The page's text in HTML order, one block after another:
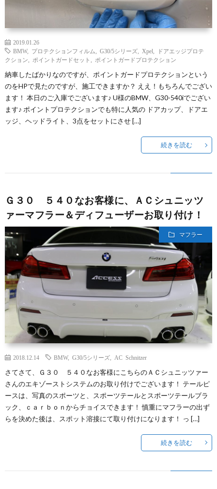
2019.01.26
BMW, プロテクションフィルム G30/5シリーズ Xpel
ドアエッジプロテ
クション
ポイントガードセット ポイントガードプロテクション
納車したばかりなのですが、ポイントガードプロテクションという
のをHPで見たのですが、施工できますか？ ええ！もちろんでござい
ます！ 本日のご入庫でございます♪ U様のBMW、G30-540iでござい
ます♪ ポイントプロテクションでも特に人気の ドアカップ、ドアエ
ッジ、ヘッドライト、3点をセットにさせ […]
続きを読む
Ｇ３０ ５４０なお客様に、ＡＣシュニッツ
ァーマフラー＆ディフューザーお取り付け！
マフラー
2018.12.14 BMW, G30/5シリーズ AC Schnitzer
さてさて、Ｇ３０ ５４０なお客様にこちらのＡＣシュニッツァー
さんのエキゾーストシステムのお取り付けでございます！ テールピ
ースは、写真のスポーツと、スポーツテールとスポーツテールブラ
ック、ｃａｒｂｏｎからチョイスできます！ 慎重にマフラーの出ず
らを決めた後は、スポット溶接にて取り付けになります！ っ […]
続きを読む